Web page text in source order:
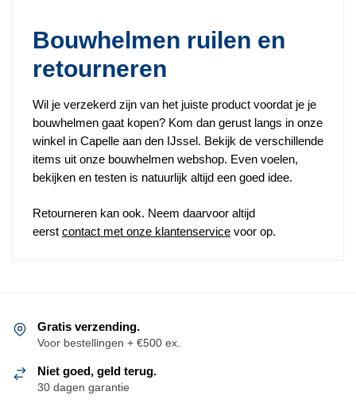
Bouwhelmen ruilen en
retourneren
Wil je verzekerd zijn van het juiste product voordat je je
bouwhelmen gaat kopen? Kom dan gerust langs in onze
winkel in Capelle aan den IJssel. Bekijk de verschillende
items uit onze bouwhelmen webshop. Even voelen,
bekijken en testen is natuurlijk altijd een goed idee.
Retourneren kan ook. Neem daarvoor altijd
eerst contact met onze klantenservice voor op.
Gratis verzending.
Voor bestellingen + €500 ex.
Niet goed, geld terug.
30 dagen garantie